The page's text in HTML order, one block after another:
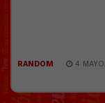
RANDOM 4